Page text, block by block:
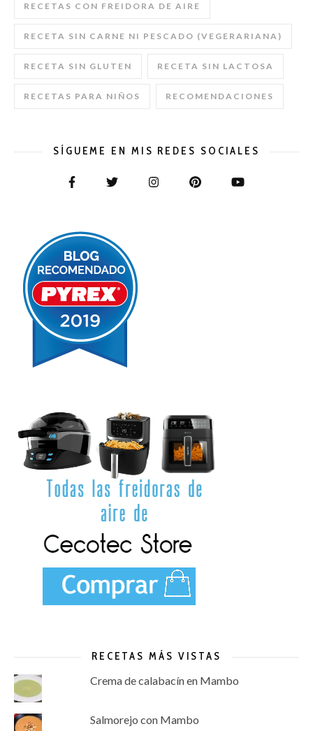
RECETAS CON FREIDORA DE AIRE
RECETA SIN CARNE NI PESCADO (VEGERARIANA)
RECETA SIN GLUTEN RECETA SIN LACTOSA
RECETAS PARA NIÑOS RECOMENDACIONES
SÍGUEME EN MIS REDES SOCIALES
RECETAS MÁS VISTAS
Crema de calabacín en Mambo
Salmorejo con Mambo